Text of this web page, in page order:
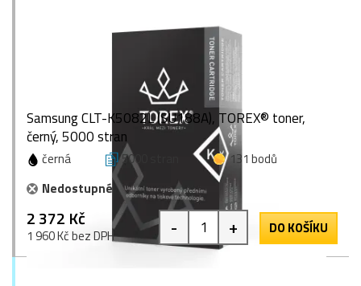
Samsung CLT-K5082L (SU188A), TOREX® toner,
černý, 5000 stran
černá 5000 stran
131 bodů
Nedostupné
2 372 Kč
1 960 Kč bez DPH - + DO KOŠÍKU